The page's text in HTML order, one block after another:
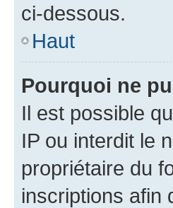
ci-dessous.
Haut
Pourquoi ne
Il est possible
IP ou interdit le
propriétaire du
inscriptions afin